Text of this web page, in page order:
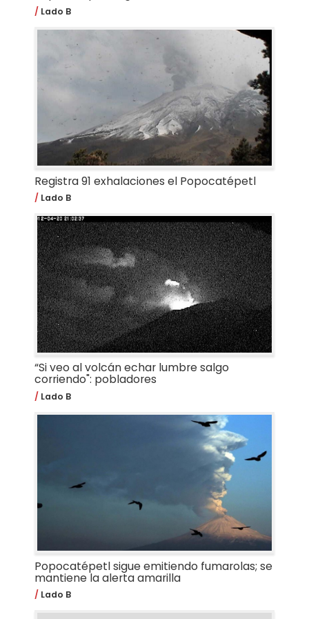
Lado B
Registra 91 exhalaciones el Popocatépetl
Lado B
“Si veo al volcán echar lumbre salgo
corriendo": pobladores
Lado B
Popocatépetl sigue emitiendo fumarolas; se
mantiene la alerta amarilla
Lado B